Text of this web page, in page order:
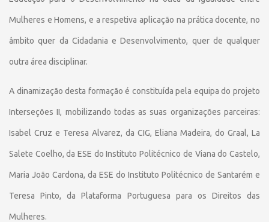
Mulheres e Homens, e a respetiva aplicação na prática docente, no
âmbito quer da Cidadania e Desenvolvimento, quer de qualquer
outra área disciplinar.
A dinamização desta formação é constituída pela equipa do projeto
Interseções II, mobilizando todas as suas organizações parceiras:
Isabel Cruz e Teresa Alvarez, da CIG, Eliana Madeira, do Graal, La
Salete Coelho, da ESE do Instituto Politécnico de Viana do Castelo,
Maria João Cardona, da ESE do Instituto Politécnico de Santarém e
Teresa Pinto, da Plataforma Portuguesa para os Direitos das
Mulheres.